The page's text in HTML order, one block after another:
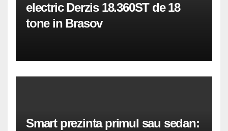
electric Derzis 18.360ST de 18
tone in Brasov
Smart prezinta primul sau sedan: